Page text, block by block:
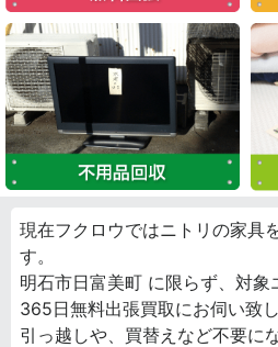
現在フクロウではニトリの家具
す。
明石市日富美町 に限らず、対
365日無料出張買取にお伺い致し
引っ越しや、買替えなど不要に